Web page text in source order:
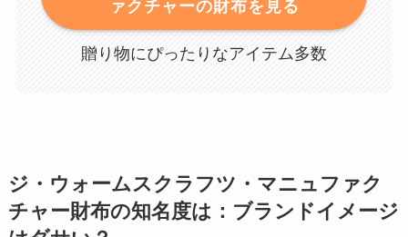
ァクチャーの財布を見る
贈り物にぴったりなアイテム多数
ジ・ウォームスクラフツ・マニュファク
チャー財布の知名度は：ブランドイメージ